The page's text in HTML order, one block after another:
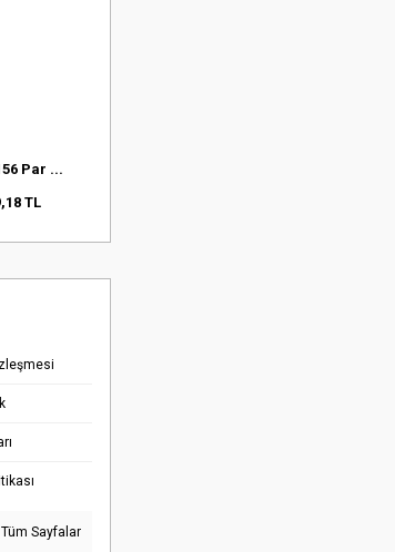
Par ...
TL
Tüm Sayfalar